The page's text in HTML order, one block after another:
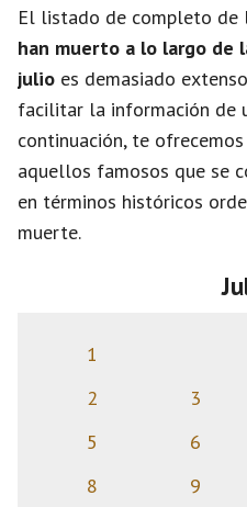
El listado de completo de
han muerto a lo largo de
julio es demasiado
facilitar la información de
continuación, te
aquellos famosos que se
en términos históricos
muerte.
1
2
3
5
6
8
9